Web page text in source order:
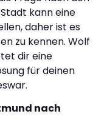
kann eine
daher ist es
zu kennen. Wolf
dir eine
für deinen
nach